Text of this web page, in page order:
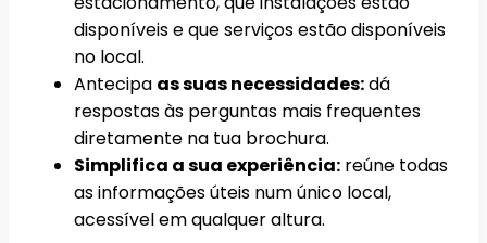
disponíveis e que serviços estão disponíveis
no local.
Antecipa as suas necessidades:dá
respostas às perguntas mais frequentes
diretamente na tua brochura.
Simplifica a sua experiência: reúne todas
as informações úteis num único local,
acessível em qualquer altura.